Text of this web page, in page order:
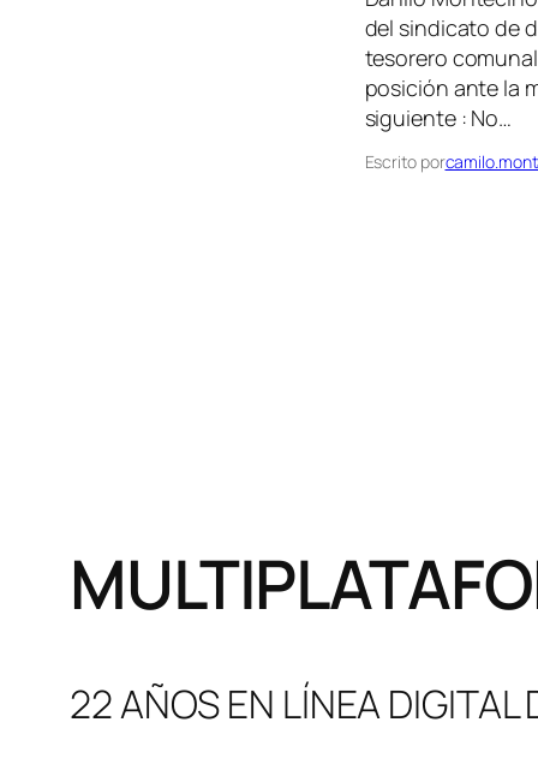
del sindicato de
tesorero
posición ante la
siguiente : No…
Escrito por
22 AÑOS EN LÍNEA DIGITAL